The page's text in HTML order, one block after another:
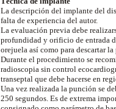
La descripción del implante del
falta de experiencia del autor.
La evaluación previa debe
profundidad y orificio de entrada
orejuela así como para descartar
Durante el procedimiento se
radioscopia sin control
transeptal que debe hacerse en
Una vez realizada la punción se
250 segundos. Es de extrema